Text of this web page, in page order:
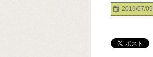
2019/07/09